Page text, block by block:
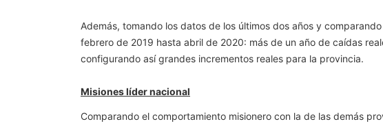
Además, tomando los datos de los últimos dos años y
febrero de 2019 hasta abril de 2020: más de un año de caídas
configurando así grandes incrementos reales para la provincia.
Misiones líder nacional
Comparando el comportamiento misionero con la de las demás